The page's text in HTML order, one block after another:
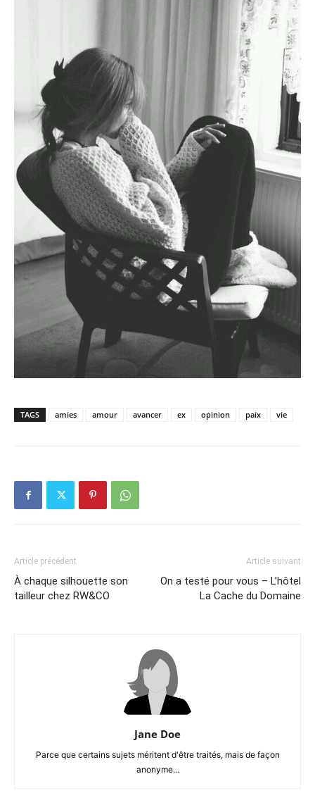
TAGS amies amour avancer ex opinion paix vie
Article précédent
À chaque silhouette son
tailleur chez RW&CO
Article suivant
On a testé pour vous – L’hôtel
La Cache du Domaine
Jane Doe
Parce que certains sujets méritent d'être traités, mais de façon
anonyme...